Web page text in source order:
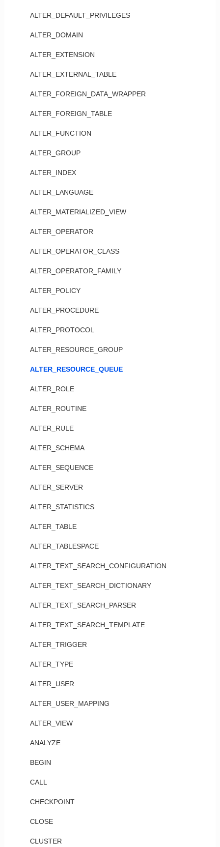
ALTER_DEFAULT_PRIVILEGES
ALTER_DOMAIN
ALTER_EXTENSION
ALTER_EXTERNAL_TABLE
ALTER_FOREIGN_DATA_WRAPPER
ALTER_FOREIGN_TABLE
ALTER_FUNCTION
ALTER_GROUP
ALTER_INDEX
ALTER_LANGUAGE
ALTER_MATERIALIZED_VIEW
ALTER_OPERATOR
ALTER_OPERATOR_CLASS
ALTER_OPERATOR_FAMILY
ALTER_POLICY
ALTER_PROCEDURE
ALTER_PROTOCOL
ALTER_RESOURCE_GROUP
ALTER_RESOURCE_QUEUE
ALTER_ROLE
ALTER_ROUTINE
ALTER_RULE
ALTER_SCHEMA
ALTER_SEQUENCE
ALTER_SERVER
ALTER_STATISTICS
ALTER_TABLE
ALTER_TABLESPACE
ALTER_TEXT_SEARCH_CONFIGURATION
ALTER_TEXT_SEARCH_DICTIONARY
ALTER_TEXT_SEARCH_PARSER
ALTER_TEXT_SEARCH_TEMPLATE
ALTER_TRIGGER
ALTER_TYPE
ALTER_USER
ALTER_USER_MAPPING
ALTER_VIEW
ANALYZE
BEGIN
CALL
CHECKPOINT
CLOSE
CLUSTER